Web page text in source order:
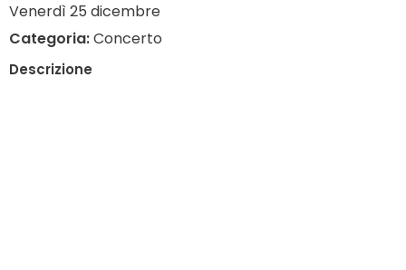
Venerdì 25 dicembre
Categoria:Concerto
Descrizione